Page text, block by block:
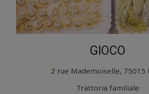
GIOCO
2 rue Mademoiselle, 75015
Trattoria familiale